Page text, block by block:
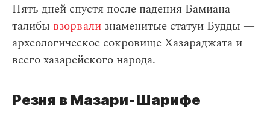
Пять дней спустя после падения Бамиана
талибы взорвали знаменитые статуи Будды —
археологическое сокровище Хазараджата и
всего хазарейского народа.
Резня в Мазари-Шарифе